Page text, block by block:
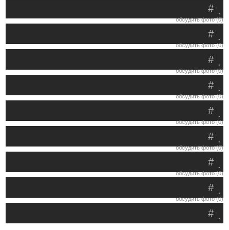
.
#
обсудить фото (0)
.
#
обсудить фото (0)
.
#
обсудить фото (0)
.
#
обсудить фото (0)
.
#
обсудить фото (0)
.
#
обсудить фото (0)
.
#
обсудить фото (0)
.
#
обсудить фото (0)
.
#